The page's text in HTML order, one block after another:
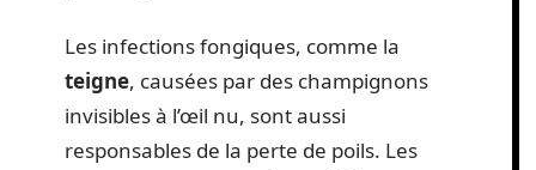
Les infections fongiques, comme la
teigne, causées par des champignons
invisibles à l’œil nu, sont aussi
responsables de la perte de poils. Les